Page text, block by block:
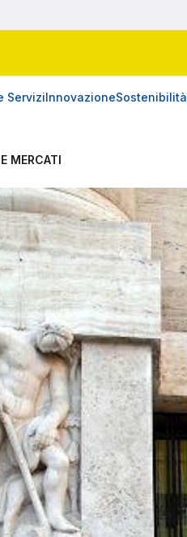
ServiziInnovazioneSostenibilità
MERCATI